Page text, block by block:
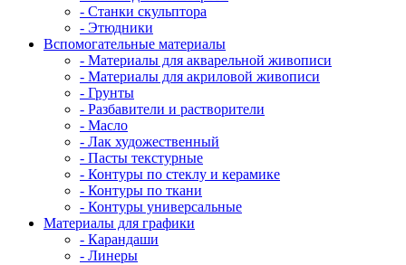
- Станки скульптора
- Этюдники
Вспомогательные материалы
- Материалы для акварельной живописи
- Материалы для акриловой живописи
- Грунты
- Разбавители и растворители
- Масло
- Лак художественный
- Пасты текстурные
- Контуры по стеклу и керамике
- Контуры по ткани
- Контуры универсальные
Материалы для графики
- Карандаши
- Линеры